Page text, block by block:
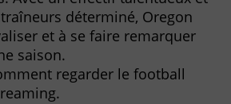
déterminé, Oregon
et à se faire remarquer
saison.
regarder le football